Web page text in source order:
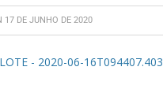
17 DE JUNHO DE 2020
- 2020-06-16T094407.403